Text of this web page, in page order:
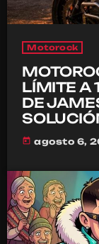
Motorock
LÍMITE A
DE
today agosto 6,